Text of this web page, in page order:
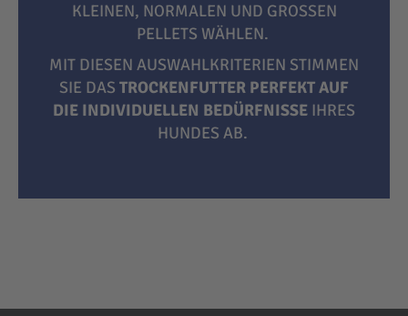
KLEINEN, NORMALEN UND GROSSEN P
ELLETS WÄHLEN.
MIT DIESEN AUSWAHLKRITERIEN STIMMEN
SIE DAS TROCKENFUTTER PERFEKT AUF
DIE INDIVIDUELLEN BEDÜRFNISSE IHRES
HUNDES AB.